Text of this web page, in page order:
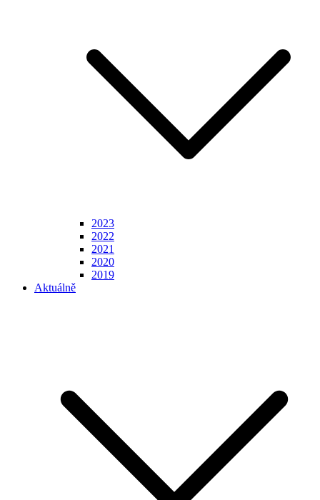
2023
2022
2021
2020
2019
Aktuálně